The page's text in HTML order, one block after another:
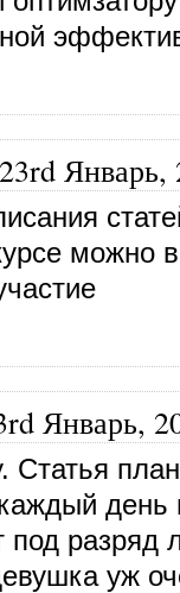
23rd Январь,
можно
Январь,
Статья
день
под разряд
уж